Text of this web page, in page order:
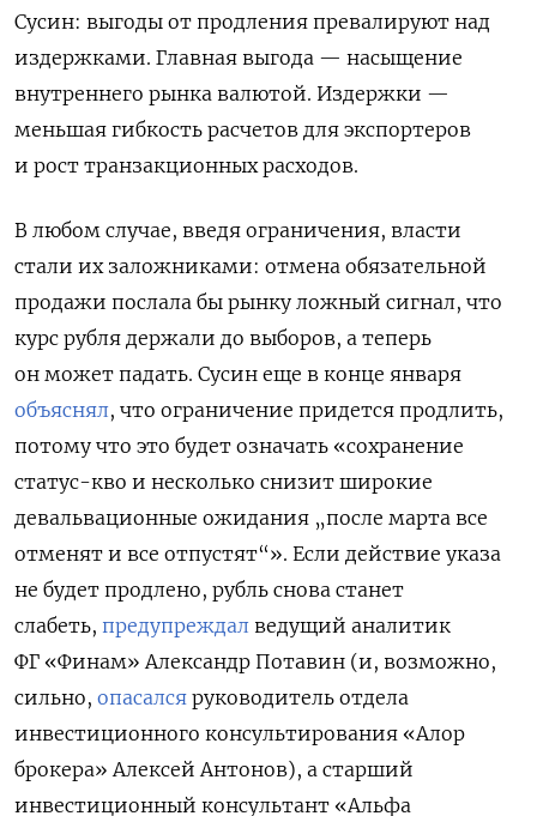
Сусин: выгоды от продления превалируют над
издержками. Главная выгода — насыщение
внутреннего рынка валютой. Издержки —
меньшая гибкость расчетов для экспортеров
и рост транзакционных расходов.
В любом случае, введя ограничения, власти
стали их заложниками: отмена обязательной
продажи послала бы рынку ложный сигнал, что
курс рубля держали до выборов, а теперь
он может падать. Сусин еще в конце января
объяснял, что ограничение придется продлить,
потому что это будет означать «сохранение
статус-кво и несколько снизит широкие
девальвационные ожидания „после марта все
отменят и все отпустят“». Если действие указа
не будет продлено, рубль снова станет
слабеть, предупреждал ведущий аналитик
ФГ «Финам» Александр Потавин (и, возможно,
сильно, опасался руководитель отдела
инвестиционного консультирования «Алор
брокера» Алексей Антонов), а старший
инвестиционный консультант «Альфа